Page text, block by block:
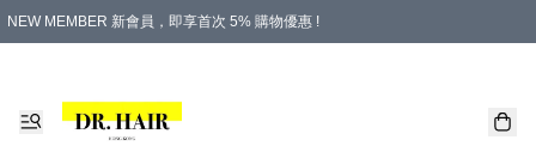
NEW MEMBER 新會員，即享首次 5% 購物優惠 !